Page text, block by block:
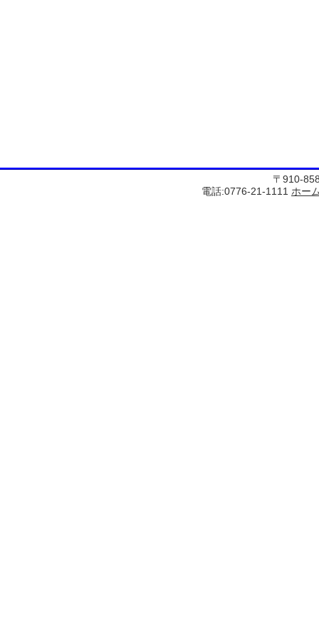
〒910-
電話:0776-21-1111 ホー